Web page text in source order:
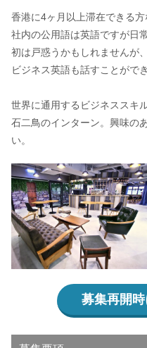
香港に4ヶ月以上滞在できる方
社内の公用語は英語ですが日
初は戸惑うかもしれませんが
ビジネス英語も話すことがで
世界に通用するビジネススキ
石二鳥のインターン。興味の
い。
募集再開